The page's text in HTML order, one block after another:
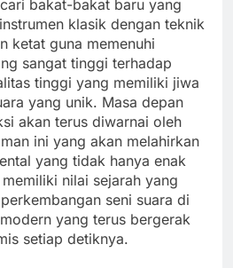
bakat-bakat baru yang
klasik dengan teknik
ketat guna memenuhi
sangat tinggi terhadap
tinggi yang memiliki jiwa
yang unik. Masa depan
akan terus diwarnai oleh
ini yang akan melahirkan
yang tidak hanya enak
nilai sejarah yang
seni suara di
yang terus bergerak
setiap detiknya.